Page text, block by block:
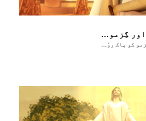
یوُحنَا، جواۓ اور گِزمو کو پاک روُح کے بارے میں بتاتا ہے
یوُحنَا، جواۓ اور گِزمو کو پاک روُح کے بارے میں بتاتا ہے